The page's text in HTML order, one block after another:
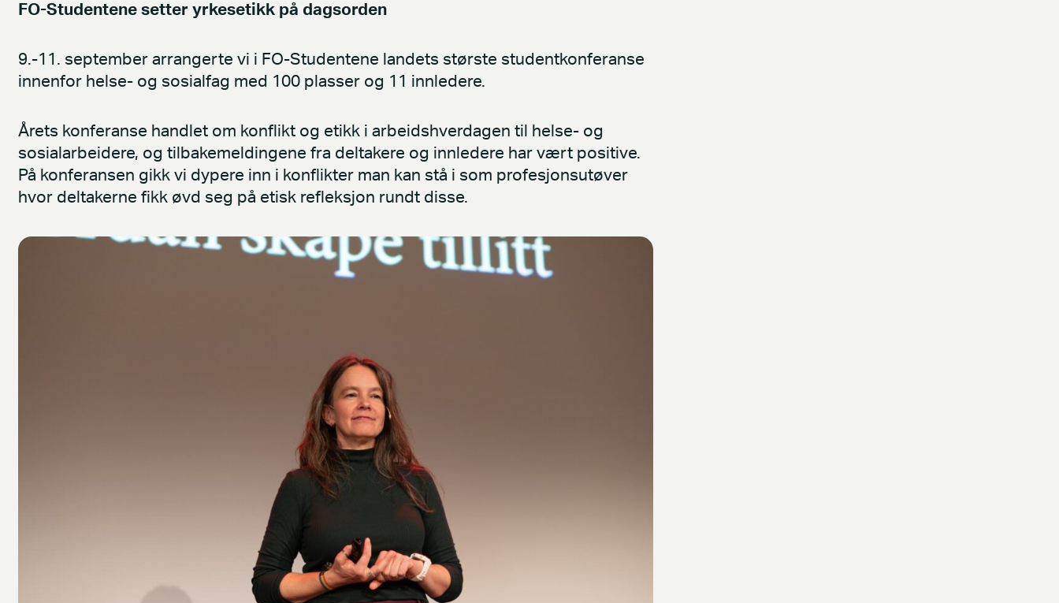
FO-Studentene setter yrkesetikk på dagsorden
9.-11. september arrangerte vi i FO-Studentene landets største studentkonferanse
innenfor helse- og sosialfag med 100 plasser og 11 innledere.
Årets konferanse handlet om konflikt og etikk i arbeidshverdagen til helse- og
sosialarbeidere, og tilbakemeldingene fra deltakere og innledere har vært positive.
På konferansen gikk vi dypere inn i konflikter man kan stå i som profesjonsutøver
hvor deltakerne fikk øvd seg på etisk refleksjon rundt disse.